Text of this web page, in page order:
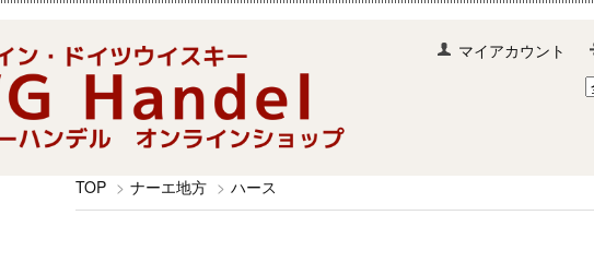
マイアカウント
TOP > ナーエ地方 > ハース